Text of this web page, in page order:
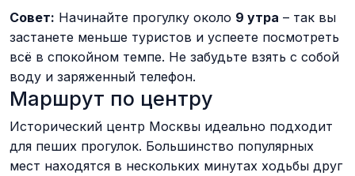
Совет: Начинайте прогулку около 9 утра – так вы
застанете меньше туристов и успеете посмотреть
всё в спокойном темпе. Не забудьте взять с собой
воду и заряженный телефон.
Маршрут по центру
Исторический центр Москвы идеально подходит
для пеших прогулок. Большинство популярных
мест находятся в нескольких минутах ходьбы друг